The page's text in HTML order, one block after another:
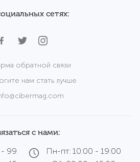
сетях:
обратной связи
нам стать лучше
с нами:
- 99
Пн-пт: 10:00 - 19:00